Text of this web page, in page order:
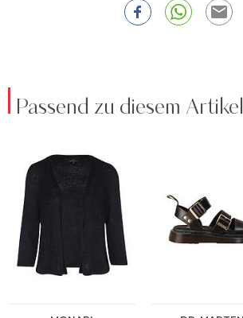
Passend zu diesem Artikel